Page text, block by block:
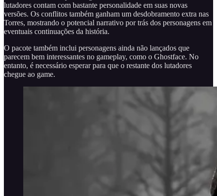
lutadores contam com bastante personalidade em suas novas
versões. Os conflitos também ganham um desdobramento extra nas
Torres, mostrando o potencial narrativo por trás dos personagens em
eventuais continuações da história.
O pacote também inclui personagens ainda não lançados que
parecem bem interessantes no gameplay, como o Ghostface. No
entanto, é necessário esperar para que o restante dos lutadores
chegue ao game.